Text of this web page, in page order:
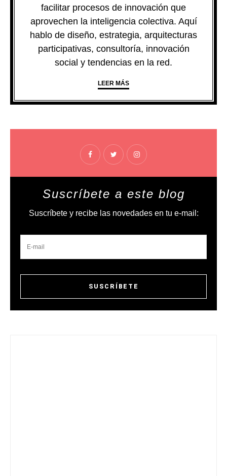
facilitar procesos de innovación que
aprovechen la inteligencia colectiva. Aquí
hablo de diseño, estrategia, arquitecturas
participativas, consultoría, innovación
social y tendencias en la red.
LEER MÁS
Suscríbete a este blog
Suscríbete y recibe las novedades en tu e-mail: